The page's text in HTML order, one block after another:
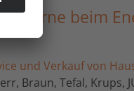
gerne beim
und Verkauf von
Braun, Tefal, Krups,